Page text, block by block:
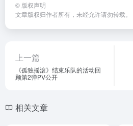
© 版权声明
文章版权归作者所有，未经允许请勿转载。
上一篇
《孤独摇滚》结束乐队的活动回
顾第2弹PV公开
相关文章